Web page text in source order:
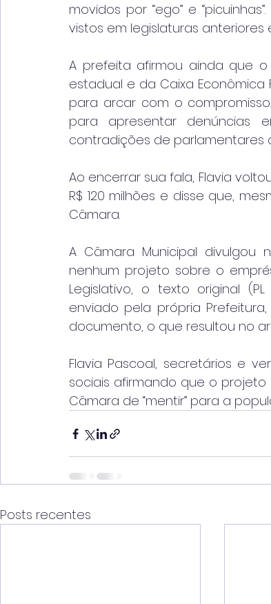
movidos por “ego” e
vistos em legislaturas anteriores
A prefeita afirmou ainda que
estadual e da Caixa
para arcar com o
para apresentar denúncias
contradições de parlamentares
Ao encerrar sua fala, Flavia
R$ 120 milhões e disse que,
Câmara.
A Câmara Municipal
nenhum projeto sobre o
Legislativo, o texto original
enviado pela própria
documento, o que resultou no
Flavia Pascoal, secretários e
sociais afirmando que o
Câmara de “mentir” para a
Posts recentes